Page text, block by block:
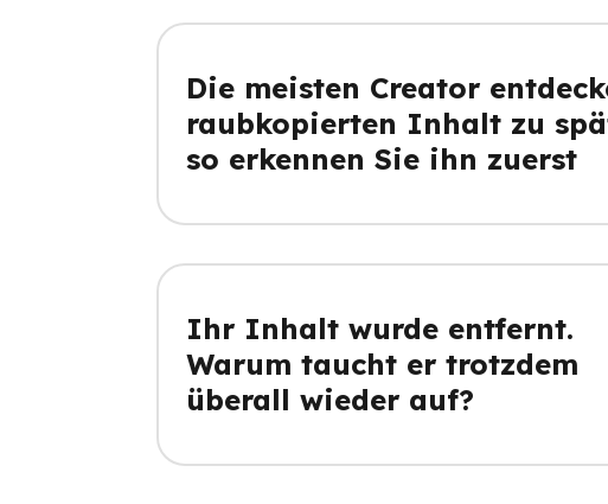
Die meisten Creator
raubkopierten Inhalt zu
so erkennen Sie ihn zuerst
Ihr Inhalt wurde entfernt.
Warum taucht er trotzdem
überall wieder auf?